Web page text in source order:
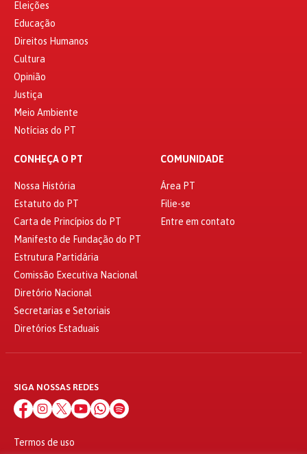
Eleições
Educação
Direitos Humanos
Cultura
Opinião
Justiça
Meio Ambiente
Notícias do PT
CONHEÇA O PT
Nossa História
Estatuto do PT
Carta de Princípios do PT
Manifesto de Fundação do PT
Estrutura Partidária
Comissão Executiva Nacional
Diretório Nacional
Secretarias e Setoriais
Diretórios Estaduais
COMUNIDADE
Área PT
Filie-se
Entre em contato
SIGA NOSSAS REDES
Termos de uso